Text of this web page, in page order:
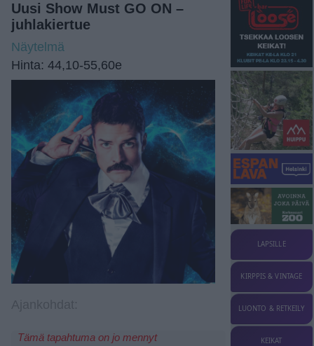
Uusi Show Must GO ON –
juhlakiertue
Näytelmä
Hinta: 44,10-55,60e
Tämä tapahtuma on jo mennyt
LAPSILLE
KIRPPIS & VINTAGE
LUONTO & RETKEILY
KEIKAT